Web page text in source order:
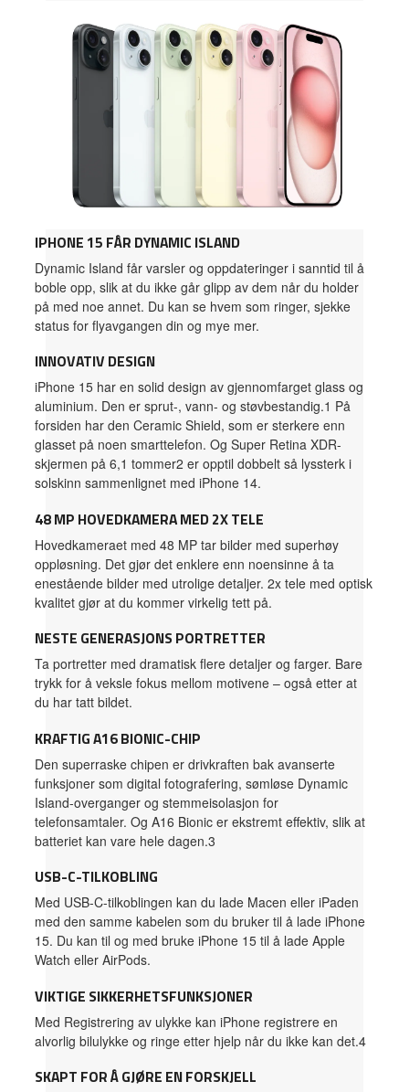
IPHONE 15 FÅR DYNAMIC ISLAND
Dynamic Island får varsler og oppdateringer i sanntid til å
boble opp, slik at du ikke går glipp av dem når du holder
på med noe annet. Du kan se hvem som ringer, sjekke
status for flyavgangen din og mye mer.
INNOVATIV DESIGN
iPhone 15 har en solid design av gjennomfarget glass og
aluminium. Den er sprut-, vann- og støvbestandig.1 På
forsiden har den Ceramic Shield, som er sterkere enn
glasset på noen smarttelefon. Og Super Retina XDR-
skjermen på 6,1 tommer2 er opptil dobbelt så lyssterk i
solskinn sammenlignet med iPhone 14.
48 MP HOVEDKAMERA MED 2X TELE
Hovedkameraet med 48 MP tar bilder med superhøy
oppløsning. Det gjør det enklere enn noensinne å ta
enestående bilder med utrolige detaljer. 2x tele med optisk
kvalitet gjør at du kommer virkelig tett på.
NESTE GENERASJONS PORTRETTER
Ta portretter med dramatisk flere detaljer og farger. Bare
trykk for å veksle fokus mellom motivene – også etter at
du har tatt bildet.
KRAFTIG A16 BIONIC-CHIP
Den superraske chipen er drivkraften bak avanserte
funksjoner som digital fotografering, sømløse Dynamic
Island-overganger og stemmeisolasjon for
telefonsamtaler. Og A16 Bionic er ekstremt effektiv, slik at
batteriet kan vare hele dagen.3
USB-C-TILKOBLING
Med USB-C-tilkoblingen kan du lade Macen eller iPaden
med den samme kabelen som du bruker til å lade iPhone
15. Du kan til og med bruke iPhone 15 til å lade Apple
Watch eller AirPods.
VIKTIGE SIKKERHETSFUNKSJONER
Med Registrering av ulykke kan iPhone registrere en
alvorlig bilulykke og ringe etter hjelp når du ikke kan det.4
SKAPT FOR Å GJØRE EN FORSKJELL